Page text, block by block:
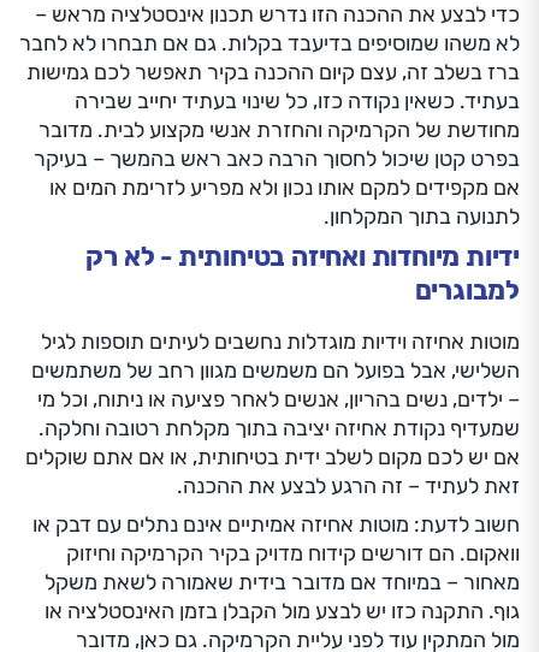
כדי לבצע את ההכנה הזו נדרש תכנון אינסטלציה מראש –
לא משהו שמוסיפים בדיעבד בקלות. גם אם תבחרו לא לחבר
ברז בשלב זה, עצם קיום ההכנה בקיר תאפשר לכם גמישות
בעתיד. כשאין נקודה כזו, כל שינוי בעתיד יחייב שבירה
מחודשת של הקרמיקה והחזרת אנשי מקצוע לבית. מדובר
בפרט קטן שיכול לחסוך הרבה כאב ראש בהמשך – בעיקר
אם מקפידים למקם אותו נכון ולא מפריע לזרימת המים או
לתנועה בתוך המקלחון.
ידיות מיוחדות ואחיזה בטיחותית - לא רק
למבוגרים
מוטות אחיזה וידיות מוגדלות נחשבים לעיתים תוספות לגיל
השלישי, אבל בפועל הם משמשים מגוון רחב של משתמשים
– ילדים, נשים בהריון, אנשים לאחר פציעה או ניתוח, וכל מי
שמעדיף נקודת אחיזה יציבה בתוך מקלחת רטובה וחלקה.
אם יש לכם מקום לשלב ידית בטיחותית, או אם אתם שוקלים
זאת לעתיד – זה הרגע לבצע את ההכנה.
חשוב לדעת: מוטות אחיזה אמיתיים אינם נתלים עם דבק או
וואקום. הם דורשים קידוח מדויק בקיר הקרמיקה וחיזוק
מאחור – במיוחד אם מדובר בידית שאמורה לשאת משקל
גוף. התקנה כזו יש לבצע מול הקבלן בזמן האינסטלציה או
מול המתקין עוד לפני עליית הקרמיקה. גם כאן, מדובר